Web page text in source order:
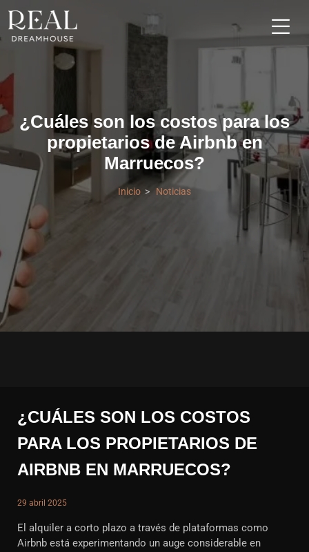
¿Cuáles son los costos para los
propietarios de Airbnb en
Marruecos?
Inicio Noticias
¿CUÁLES SON LOS COSTOS
PARA LOS PROPIETARIOS DE
AIRBNB EN MARRUECOS?
29 abril 2025
El alquiler a corto plazo a través de plataformas como
Airbnb está experimentando un auge considerable en